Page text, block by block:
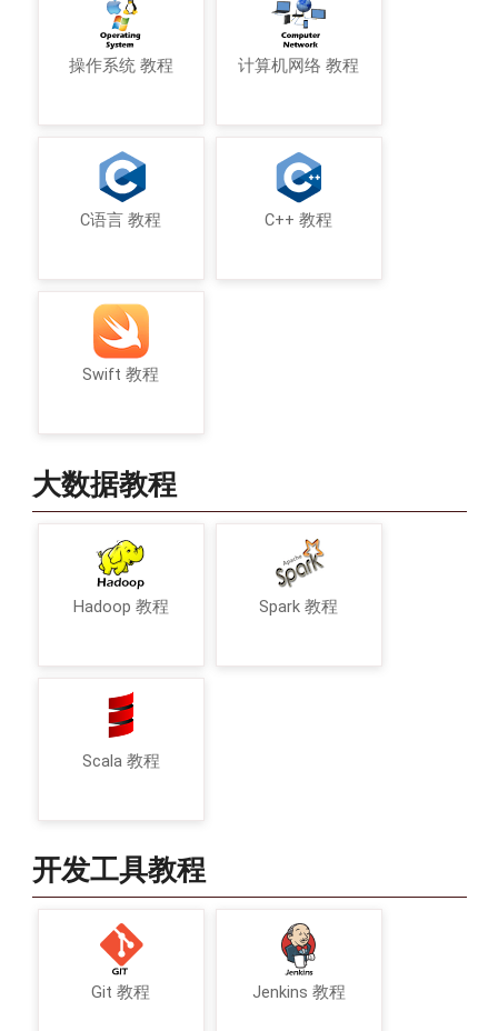
操作系统 教程 计算机网络 教程
C语言 教程 C++ 教程
Swift 教程
大数据教程
Hadoop 教程 Spark 教程
Scala 教程
开发工具教程
Git 教程 Jenkins 教程